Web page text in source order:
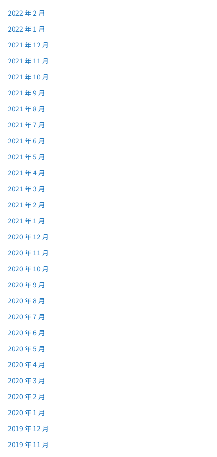
2022 年 2 月
2022 年 1 月
2021 年 12 月
2021 年 11 月
2021 年 10 月
2021 年 9 月
2021 年 8 月
2021 年 7 月
2021 年 6 月
2021 年 5 月
2021 年 4 月
2021 年 3 月
2021 年 2 月
2021 年 1 月
2020 年 12 月
2020 年 11 月
2020 年 10 月
2020 年 9 月
2020 年 8 月
2020 年 7 月
2020 年 6 月
2020 年 5 月
2020 年 4 月
2020 年 3 月
2020 年 2 月
2020 年 1 月
2019 年 12 月
2019 年 11 月